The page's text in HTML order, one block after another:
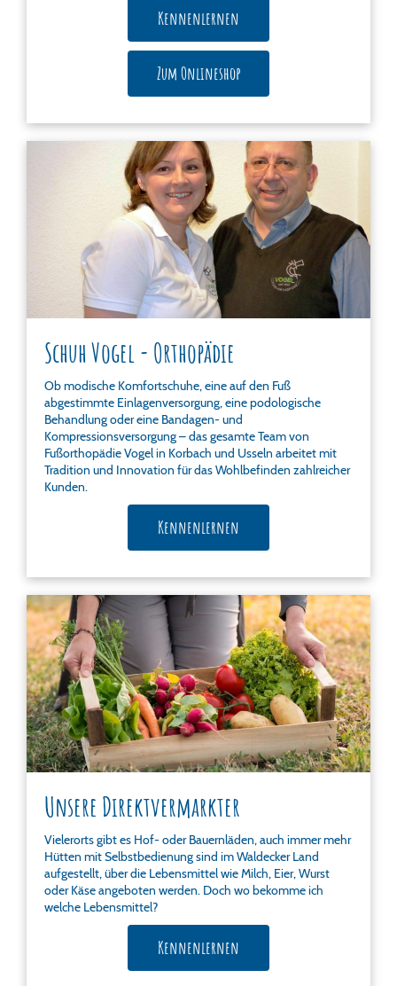
Kennenlernen
Zum Onlineshop
Schuh Vogel - Orthopädie
Ob modische Komfortschuhe, eine auf den Fuß
abgestimmte Einlagenversorgung, eine podologische
Behandlung oder eine Bandagen- und
Kompressionsversorgung – das gesamte Team von
Fußorthopädie Vogel in Korbach und Usseln arbeitet mit
Tradition und Innovation für das Wohlbefinden zahlreicher
Kunden.
Kennenlernen
Unsere Direktvermarkter
Vielerorts gibt es Hof- oder Bauernläden, auch immer mehr
Hütten mit Selbstbedienung sind im Waldecker Land
aufgestellt, über die Lebensmittel wie Milch, Eier, Wurst
oder Käse angeboten werden. Doch wo bekomme ich
welche Lebensmittel?
Kennenlernen